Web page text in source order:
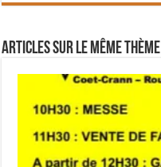
Articles sur le même thème